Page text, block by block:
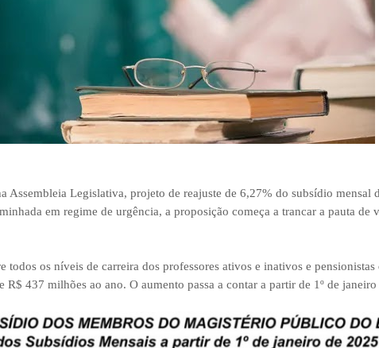
Assembleia Legislativa, projeto de reajuste de 6,27% do subsídio mensal
em regime de urgência, a proposição começa a trancar a pauta de
os níveis de carreira dos professores ativos e inativos e
437 milhões ao ano. O aumento passa a contar a partir de 1º de